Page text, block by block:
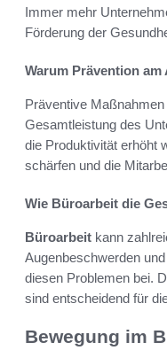
Immer mehr
Förderung der
Warum Prävention
Präventive
Gesamtleistung des
die Produktivität erhöht
schärfen und die
Wie Büroarbeit die
Büroarbeit kann
Augenbeschwerden
diesen Problemen bei.
sind entscheidend für
Bewegung im